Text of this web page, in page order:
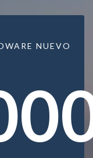
NUEVO